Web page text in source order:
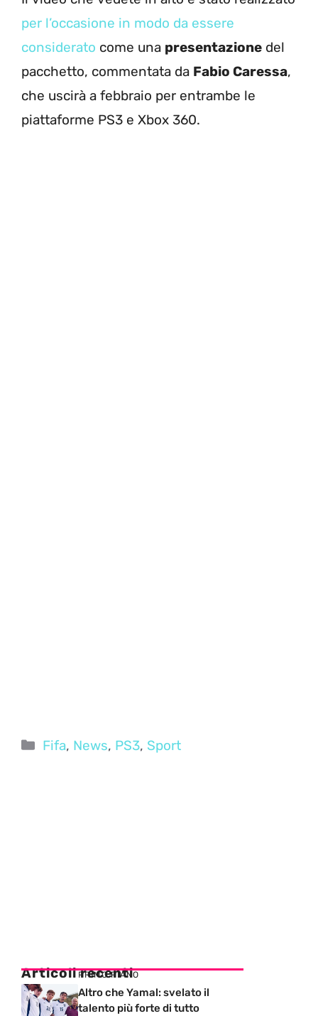
per l’occasione in modo da essere
considerato come una presentazione del
pacchetto, commentata da Fabio Caressa,
che uscirà a febbraio per entrambe le
piattaforme PS3 e Xbox 360.
Categorie
Fifa, News, PS3, Sport
Articoli recenti
PRIMO PIANO
Altro che Yamal: svelato il
talento più forte di tutto